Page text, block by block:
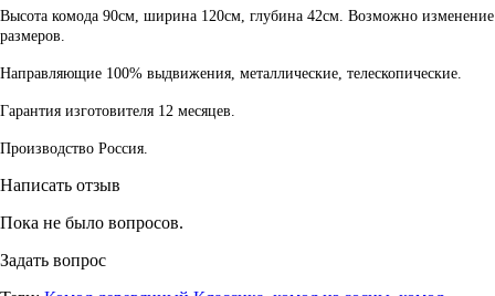
Высота комода 90см, ширина 120см, глубина 42см. Возможно изменение
размеров.
Направляющие 100% выдвижения, металлические, телескопические.
Гарантия изготовителя 12 месяцев.
Производство Россия.
Написать отзыв
Пока не было вопросов.
Задать вопрос